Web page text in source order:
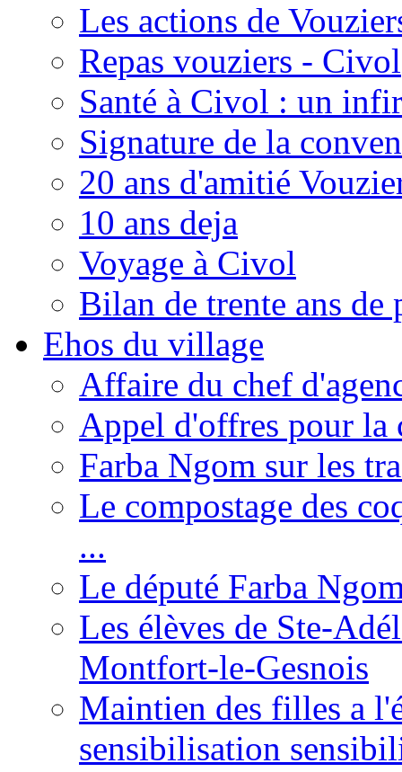
Les actions de
Repas vouziers - Civol
Santé à Civol : un
Signature de la
20 ans d'amitié
10 ans deja
Voyage à Civol
Bilan de trente ans
Ehos du village
Affaire du chef
Appel d'offres pour la
Farba Ngom sur les
Le compostage des
...
Le député Farba
Les élèves de Ste-
Montfort-le-Gesnois
Maintien des filles a
sensibilisation